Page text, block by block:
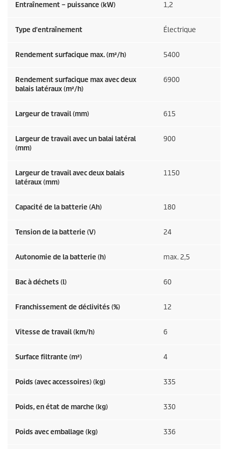
Entraînement – puissance (kW) 1,2
Type d'entraînement Électrique
Rendement surfacique max. (m²/h) 5400
Rendement surfacique max avec deux
balais latéraux (m²/h)
6900
Largeur de travail (mm) 615
Largeur de travail avec un balai latéral
(mm)
900
Largeur de travail avec deux balais
latéraux (mm)
1150
Capacité de la batterie (Ah) 180
Tension de la batterie (V) 24
Autonomie de la batterie (h) max. 2,5
Bac à déchets (l) 60
Franchissement de déclivités (%) 12
Vitesse de travail (km/h) 6
Surface filtrante (m²) 4
Poids (avec accessoires) (kg) 335
Poids, en état de marche (kg) 330
Poids avec emballage (kg) 336